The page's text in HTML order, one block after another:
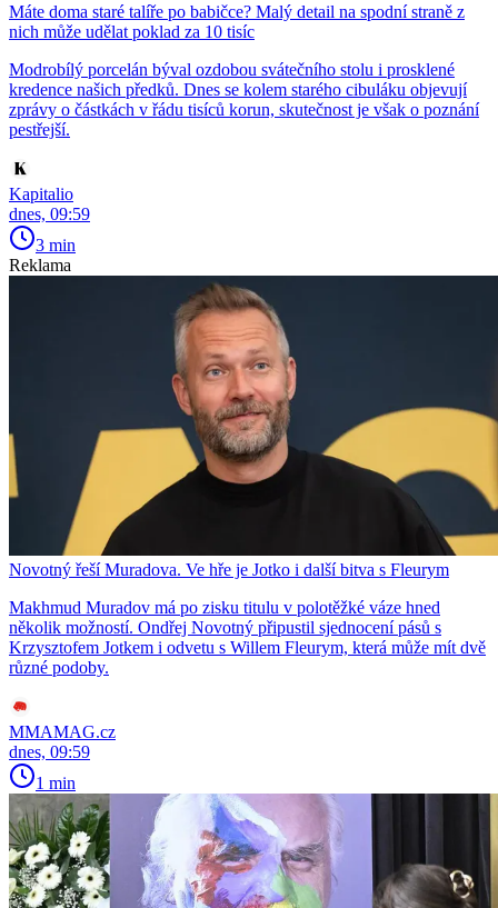
Máte doma staré talíře po babičce? Malý detail na spodní straně z
nich může udělat poklad za 10 tisíc
Modrobílý porcelán býval ozdobou svátečního stolu i prosklené
kredence našich předků. Dnes se kolem starého cibuláku objevují
zprávy o částkách v řádu tisíců korun, skutečnost je však o poznání
pestřejší.
Kapitalio
dnes, 09:59
3 min
Reklama
Novotný řeší Muradova. Ve hře je Jotko i další bitva s Fleurym
Makhmud Muradov má po zisku titulu v polotěžké váze hned
několik možností. Ondřej Novotný připustil sjednocení pásů s
Krzysztofem Jotkem i odvetu s Willem Fleurym, která může mít dvě
různé podoby.
MMAMAG.cz
dnes, 09:59
1 min